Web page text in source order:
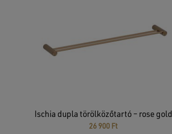
Ischia dupla törölközőtartó – rose gold
26 900 Ft